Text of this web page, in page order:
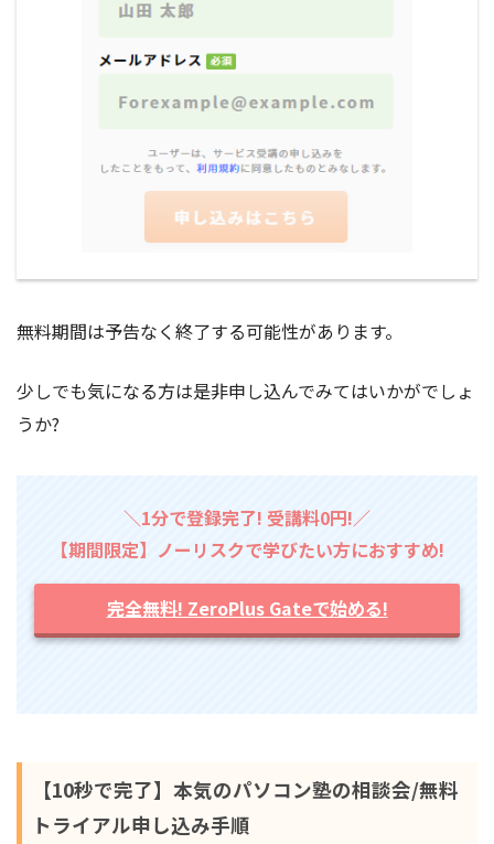
無料期間は予告なく終了する可能性があります。
少しでも気になる方は是非申し込んでみてはいかがでしょ
うか?
＼1分で登録完了! 受講料0円!／
【期間限定】ノーリスクで学びたい方におすすめ!
完全無料! ZeroPlus Gateで始める!
【10秒で完了】本気のパソコン塾の相談会/無料
トライアル申し込み手順